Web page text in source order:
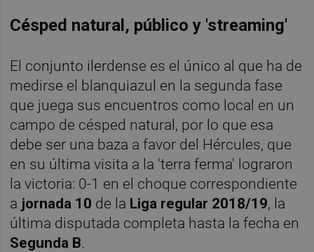
Césped natural, público y 'streaming'
El conjunto ilerdense es el único al que ha de
medirse el blanquiazul en la segunda fase
que juega sus encuentros como local en un
campo de césped natural, por lo que esa
debe ser una baza a favor del Hércules, que
en su última visita a la 'terra ferma' lograron
la victoria: 0-1 en el choque correspondiente
a jornada 10 de la Liga regular 2018/19, la
última disputada completa hasta la fecha en
Segunda B.